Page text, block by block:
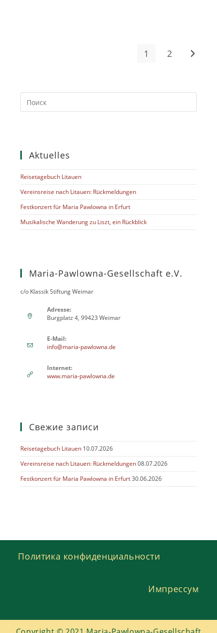
1 2
Aktuelles
Reisetagebuch Litauen
Vereinsreise nach Litauen: Rückmeldungen
Festkonzert für Maria Pawlowna in Erfurt
Musikalische Wanderung zu Liszt, ein Rückblick
Maria-Pawlowna-Gesellschaft e.V.
c/o Klassik Stiftung Weimar
Adresse:
Burgplatz 4, 99423 Weimar
E-Mail:
info@maria-pawlowna.de
Internet:
www.maria-pawlowna.de
Свежие записи
Reisetagebuch Litauen 10.07.2026
Vereinsreise nach Litauen: Rückmeldungen 08.07.2026
Festkonzert für Maria Pawlowna in Erfurt 30.06.2026
Политика конфиденциальности
Импрессум